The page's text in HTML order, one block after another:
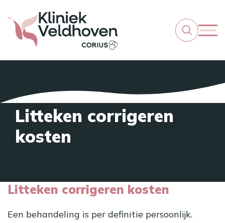
Litteken corrigeren
kosten
Litteken corrigeren kosten
Een behandeling is per definitie persoonlijk.